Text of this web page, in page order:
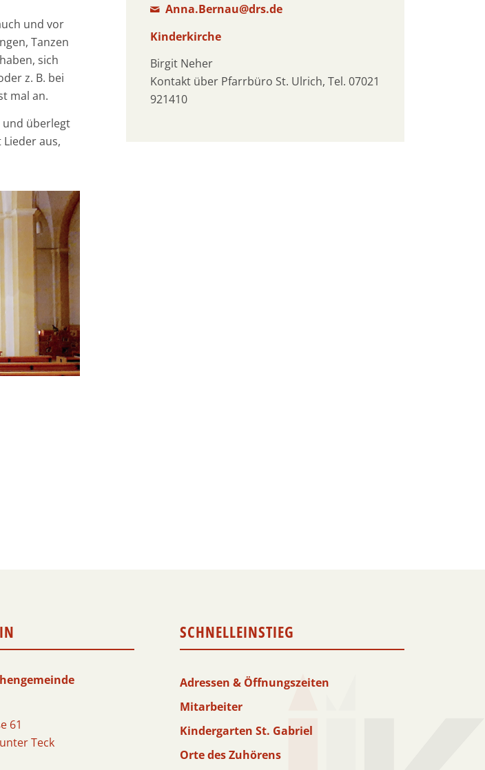
und vor
Tanzen
sich
z. B. bei
mal an.
und überlegt
aus,
Anna.Bernau@drs.de
Kinderkirche
Birgit Neher
Kontakt über Pfarrbüro St. Ulrich, Tel. 07021
921410
61
Teck
SCHNELLEINSTIEG
Adressen & Öffnungszeiten
Mitarbeiter
Kindergarten St. Gabriel
Orte des Zuhörens